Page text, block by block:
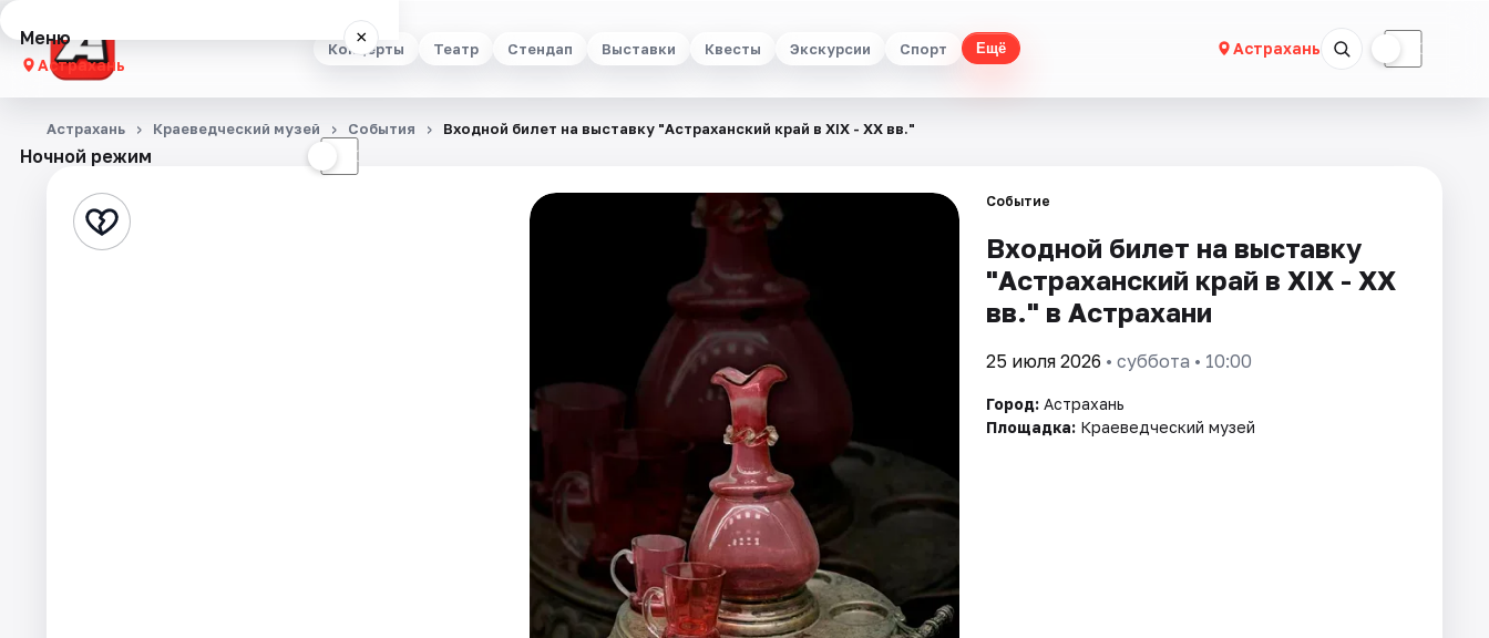
Концерты Театр Стендап Выставки Квесты Экскурсии Спорт Ещё Астрахань ☾
Меню ×
Астрахань
Концерты
Стендап
Ночной режим ☾
Астрахань Краеведческий музей События Входной билет на выставку "Астраханский край в XIX - XX вв."
Событие
Входной билет на выставку
"Астраханский край в XIX - XX
вв." в Астрахани
25 июля 2026 • суббота • 10:00
Город: Астрахань
Площадка: Краеведческий музей